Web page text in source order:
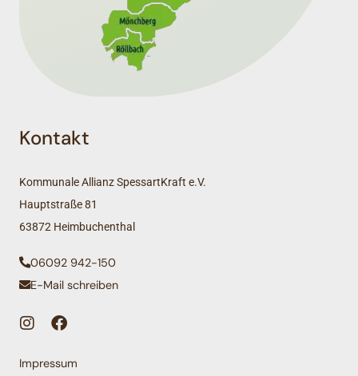
Kontakt
Kommunale Allianz SpessartKraft e.V.
Hauptstraße 81
63872 Heimbuchenthal
06092 942-150
E-Mail schreiben
Impressum